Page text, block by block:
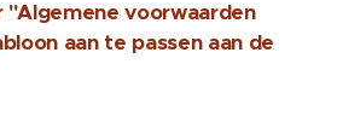
"Algemene voorwaarden
aan te passen aan de